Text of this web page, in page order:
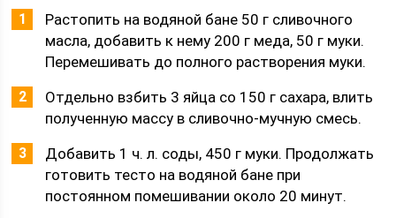
Растопить на водяной бане 50 г сливочного
масла, добавить к нему 200 г меда, 50 г муки.
Перемешивать до полного растворения муки.
Отдельно взбить 3 яйца со 150 г сахара, влить
полученную массу в сливочно-мучную смесь.
Добавить 1 ч. л. соды, 450 г муки. Продолжать
готовить тесто на водяной бане при
постоянном помешивании около 20 минут.